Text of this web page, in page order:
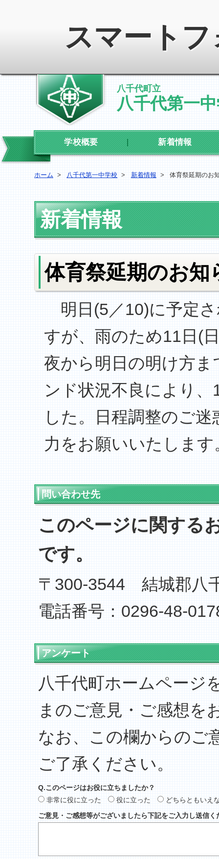
スマート
八千代町立
八千代第一
学校概要 新着情報
ホーム > 八千代第一中学校 > 新着情報 > 体育祭延期のお
新着情報
体育祭延期のお知
明日(5／10)に予定
すが、雨のため11日(
夜から明日の明け方
ンド状況不良により
した。日程調整のご
力をお願いいたします
問い合わせ先
このページに関する
です。
〒300-3544 結城郡八
電話番号：0296-48-
アンケート
八千代町ホームページ
まのご意見・ご感想を
なお、この欄からのご
ご了承ください。
Q.このページはお役に立ちましたか？
非常に役に立った
役に立った
どちらともいえ
ご意見・ご感想等がございましたら下記をご入力し送信く